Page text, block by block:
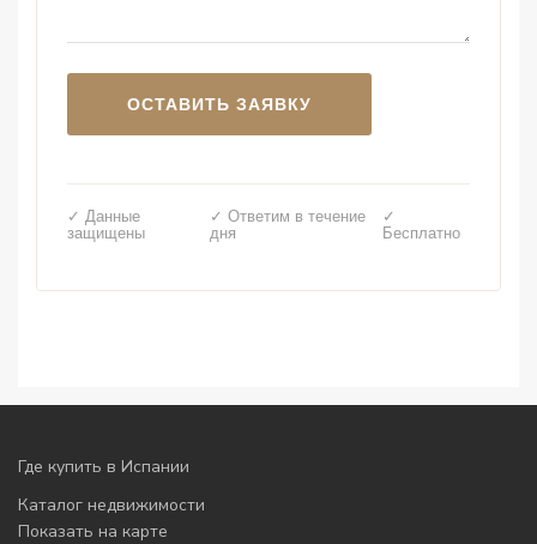
✓ Данные
защищены
✓ Ответим в течение
дня
✓
Бесплатно
Где купить в Испании
Каталог недвижимости
Показать на карте